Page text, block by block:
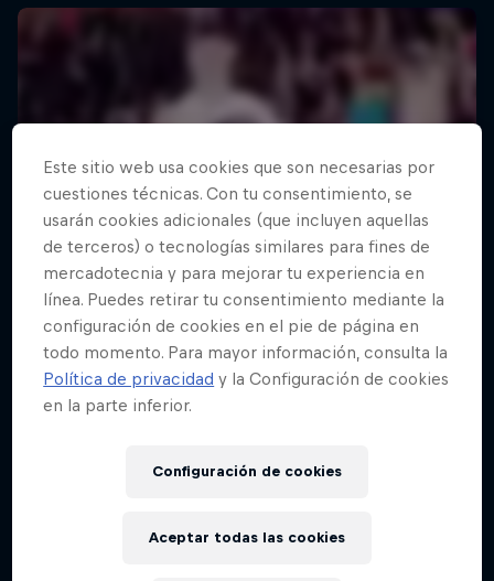
Este sitio web usa cookies que son necesarias por
cuestiones técnicas. Con tu consentimiento, se
usarán cookies adicionales (que incluyen aquellas
de terceros) o tecnologías similares para fines de
mercadotecnia y para mejorar tu experiencia en
línea. Puedes retirar tu consentimiento mediante la
configuración de cookies en el pie de página en
todo momento. Para mayor información, consulta la
Política de privacidad y la Configuración de cookies
en la parte inferior.
Configuración de cookies
Aceptar todas las cookies